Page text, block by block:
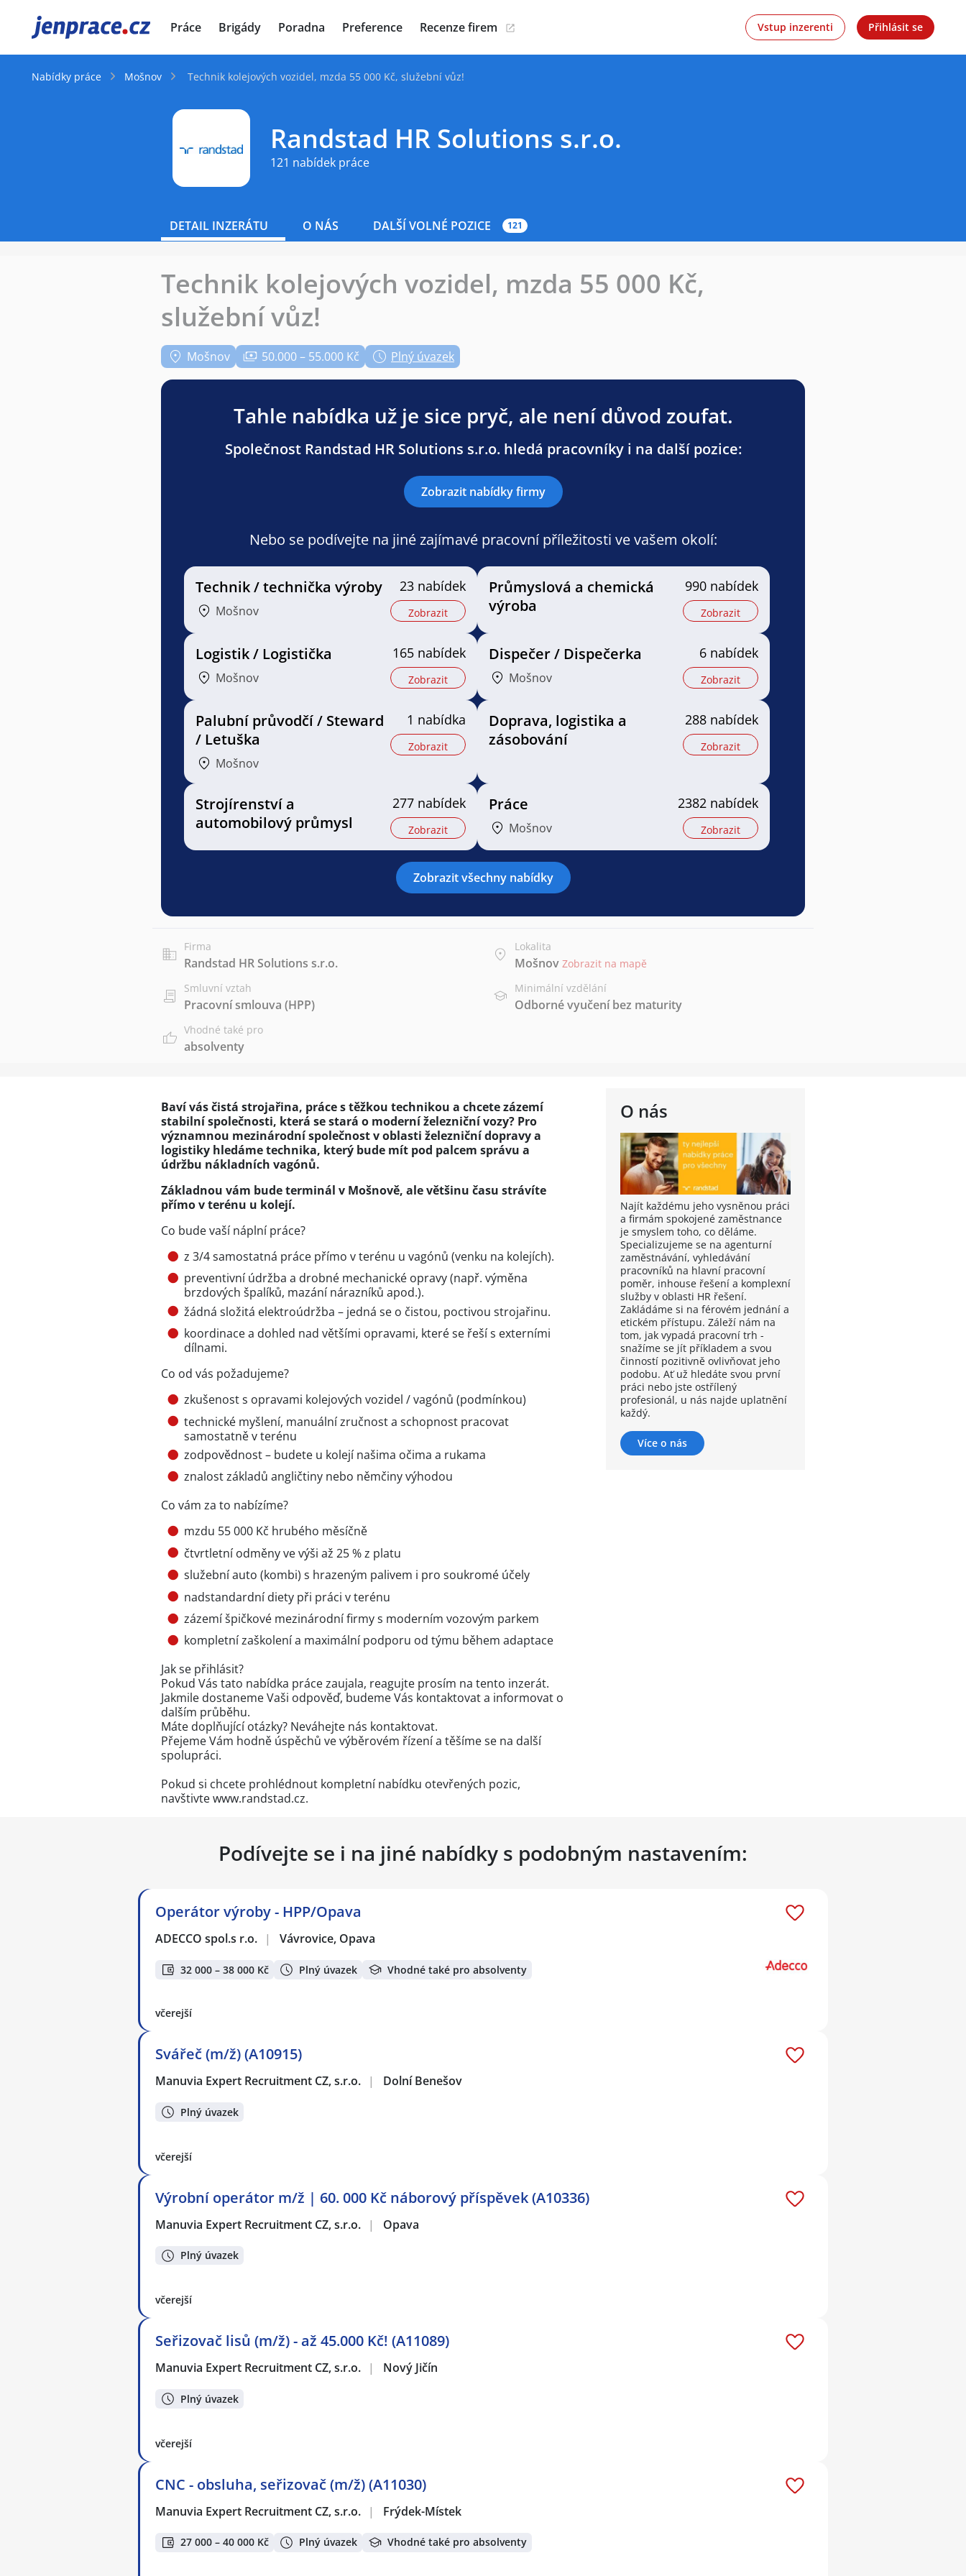
JenPráce.cz Práce Brigády Poradna Preference Recenze firem Vstup inzerenti Přihlásit se
Nabídky práce Mošnov Technik kolejových vozidel, mzda 55 000 Kč, služební vůz!
Randstad HR Solutions s.r.o.
121 nabídek práce
DETAIL INZERÁTU O NÁS DALŠÍ VOLNÉ POZICE 121
Technik kolejových vozidel, mzda 55 000 Kč,
služební vůz!
Mošnov 50.000 – 55.000 Kč Plný úvazek
Tahle nabídka už je sice pryč, ale není důvod zoufat.
Společnost Randstad HR Solutions s.r.o. hledá pracovníky i na další pozice:
Zobrazit nabídky firmy
Nebo se podívejte na jiné zajímavé pracovní příležitosti ve vašem okolí:
Technik / technička výroby
Mošnov
23 nabídek
Zobrazit
Průmyslová a chemická
výroba
990 nabídek
Zobrazit
Logistik / Logistička
Mošnov
165 nabídek
Zobrazit
Dispečer / Dispečerka
Mošnov
6 nabídek
Zobrazit
Palubní průvodčí / Steward
/ Letuška
Mošnov
1 nabídka
Zobrazit
Doprava, logistika a
zásobování
288 nabídek
Zobrazit
Strojírenství a
automobilový průmysl
277 nabídek
Zobrazit
Práce
Mošnov
2382 nabídek
Zobrazit
Zobrazit všechny nabídky
Firma
Randstad HR Solutions s.r.o.
Lokalita
Mošnov Zobrazit na mapě
Smluvní vztah
Pracovní smlouva (HPP)
Minimální vzdělání
Odborné vyučení bez maturity
Vhodné také pro
absolventy
O nás
Najít každému jeho vysněnou práci
a firmám spokojené zaměstnance
je smyslem toho, co děláme.
Specializujeme se na agenturní
zaměstnávání, vyhledávání
pracovníků na hlavní pracovní
poměr, inhouse řešení a komplexní
služby v oblasti HR řešení.
Zakládáme si na férovém jednání a
etickém přístupu. Záleží nám na
tom, jak vypadá pracovní trh -
snažíme se jít příkladem a svou
činností pozitivně ovlivňovat jeho
podobu. Ať už hledáte svou první
práci nebo jste ostřílený
profesionál, u nás najde uplatnění
každý.
Více o nás
Baví vás čistá strojařina, práce s těžkou technikou a chcete zázemí
stabilní společnosti, která se stará o moderní železniční vozy? Pro
významnou mezinárodní společnost v oblasti železniční dopravy a
logistiky hledáme technika, který bude mít pod palcem správu a
údržbu nákladních vagónů.
Základnou vám bude terminál v Mošnově, ale většinu času strávíte
přímo v terénu u kolejí.
Co bude vaší náplní práce?
z 3/4 samostatná práce přímo v terénu u vagónů (venku na kolejích).
preventivní údržba a drobné mechanické opravy (např. výměna
brzdových špalíků, mazání nárazníků apod.).
žádná složitá elektroúdržba – jedná se o čistou, poctivou strojařinu.
koordinace a dohled nad většími opravami, které se řeší s externími
dílnami.
Co od vás požadujeme?
zkušenost s opravami kolejových vozidel / vagónů (podmínkou)
technické myšlení, manuální zručnost a schopnost pracovat
samostatně v terénu
zodpovědnost – budete u kolejí našima očima a rukama
znalost základů angličtiny nebo němčiny výhodou
Co vám za to nabízíme?
mzdu 55 000 Kč hrubého měsíčně
čtvrtletní odměny ve výši až 25 % z platu
služební auto (kombi) s hrazeným palivem i pro soukromé účely
nadstandardní diety při práci v terénu
zázemí špičkové mezinárodní firmy s moderním vozovým parkem
kompletní zaškolení a maximální podporu od týmu během adaptace
Jak se přihlásit?
Pokud Vás tato nabídka práce zaujala, reagujte prosím na tento inzerát.
Jakmile dostaneme Vaši odpověď, budeme Vás kontaktovat a informovat o
dalším průběhu.
Máte doplňující otázky? Neváhejte nás kontaktovat.
Přejeme Vám hodně úspěchů ve výběrovém řízení a těšíme se na další
spolupráci.
Pokud si chcete prohlédnout kompletní nabídku otevřených pozic,
navštivte www.randstad.cz.
Podívejte se i na jiné nabídky s podobným nastavením:
Operátor výroby - HPP/Opava
ADECCO spol.s r.o. | Vávrovice, Opava
32 000 – 38 000 Kč Plný úvazek Vhodné také pro absolventy
včerejší
Svářeč (m/ž) (A10915)
Manuvia Expert Recruitment CZ, s.r.o. | Dolní Benešov
Plný úvazek
včerejší
Výrobní operátor m/ž | 60. 000 Kč náborový příspěvek (A10336)
Manuvia Expert Recruitment CZ, s.r.o. | Opava
Plný úvazek
včerejší
Seřizovač lisů (m/ž) - až 45.000 Kč! (A11089)
Manuvia Expert Recruitment CZ, s.r.o. | Nový Jičín
Plný úvazek
včerejší
CNC - obsluha, seřizovač (m/ž) (A11030)
Manuvia Expert Recruitment CZ, s.r.o. | Frýdek-Místek
27 000 – 40 000 Kč Plný úvazek Vhodné také pro absolventy